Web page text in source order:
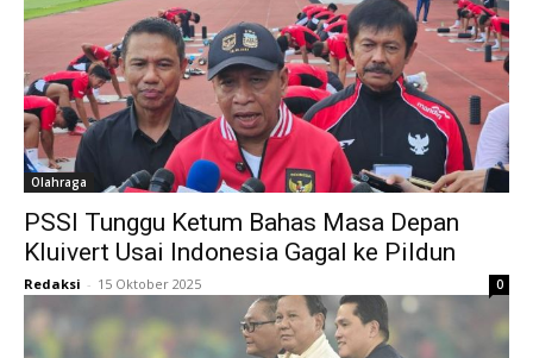
Olahraga
PSSI Tunggu Ketum Bahas Masa Depan
Kluivert Usai Indonesia Gagal ke Pildun
Redaksi - 15 Oktober 2025 0